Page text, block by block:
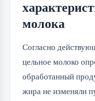
молока
Согласно
цельное молоко
обработанный
жира не изменяли